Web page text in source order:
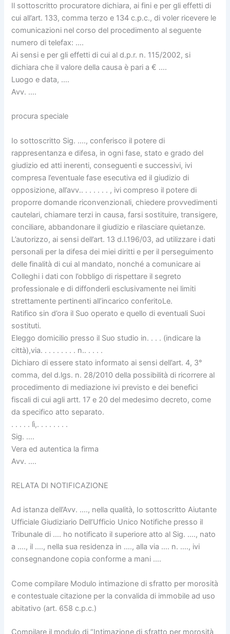
Il sottoscritto procuratore dichiara, ai fini e per gli effetti di
cui all’art. 133, comma terzo e 134 c.p.c., di voler ricevere le
comunicazioni nel corso del procedimento al seguente
numero di telefax: ….
Ai sensi e per gli effetti di cui al d.p.r. n. 115/2002, si
dichiara che il valore della causa è pari a € ….
Luogo e data, ….
Avv. ….
procura speciale
Io sottoscritto Sig. …., conferisco il potere di
rappresentanza e difesa, in ogni fase, stato e grado del
giudizio ed atti inerenti, conseguenti e successivi, ivi
compresa l’eventuale fase esecutiva ed il giudizio di
opposizione, all’avv.. . . . . . . , ivi compreso il potere di
proporre domande riconvenzionali, chiedere provvedimenti
cautelari, chiamare terzi in causa, farsi sostituire, transigere,
conciliare, abbandonare il giudizio e rilasciare quietanze.
L’autorizzo, ai sensi dell’art. 13 d.l.196/03, ad utilizzare i dati
personali per la difesa dei miei diritti e per il perseguimento
delle finalità di cui al mandato, nonché a comunicare ai
Colleghi i dati con l’obbligo di rispettare il segreto
professionale e di diffonderli esclusivamente nei limiti
strettamente pertinenti all’incarico conferitoLe.
Ratifico sin d’ora il Suo operato e quello di eventuali Suoi
sostituti.
Eleggo domicilio presso il Suo studio in. . . . (indicare la
città),via. . . . . . . . . n.. . . . .
Dichiaro di essere stato informato ai sensi dell’art. 4, 3°
comma, del d.lgs. n. 28/2010 della possibilità di ricorrere al
procedimento di mediazione ivi previsto e dei benefici
fiscali di cui agli artt. 17 e 20 del medesimo decreto, come
da specifico atto separato.
. . . . . lì,. . . . . . . .
Sig. ….
Vera ed autentica la firma
Avv. ….
RELATA DI NOTIFICAZIONE
Ad istanza dell’Avv. …., nella qualità, Io sottoscritto Aiutante
Ufficiale Giudiziario Dell’Ufficio Unico Notifiche presso il
Tribunale di …. ho notificato il superiore atto al Sig. …., nato
a …., il …., nella sua residenza in …., alla via …. n. …., ivi
consegnandone copia conforme a mani ….
Come compilare Modulo intimazione di sfratto per morosità
e contestuale citazione per la convalida di immobile ad uso
abitativo (art. 658 c.p.c.)
Compilare il modulo di “Intimazione di sfratto per morosità